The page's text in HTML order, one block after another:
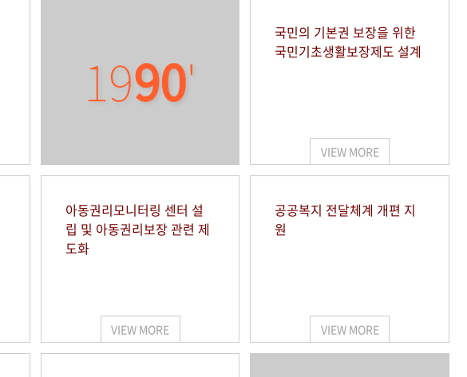
1990'
국민의 기본권 보장을 위한
국민기초생활보장제도 설계
VIEW MORE
아동권리모니터링 센터 설
립 및 아동권리보장 관련 제
도화
VIEW MORE
공공복지 전달체계 개편 지
원
VIEW MORE